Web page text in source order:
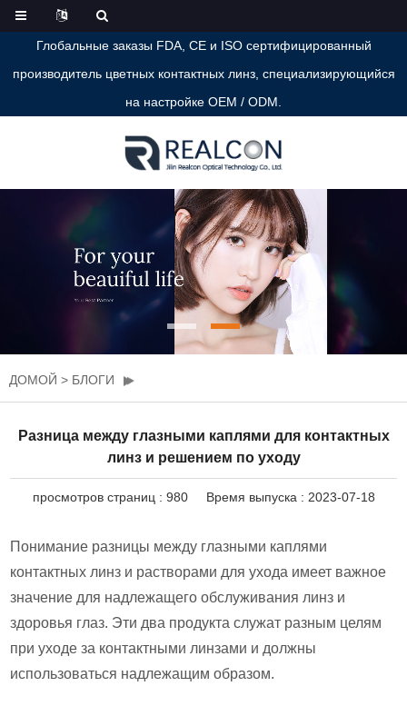
Глобальные заказы FDA, CE и ISO сертифицированный
производитель цветных контактных линз, специализирующийся
на настройке OEM / ODM.
ДОМОЙ > БЛОГИ
Разница между глазными каплями для контактных
линз и решением по уходу
просмотров страниц : 980 Время выпуска : 2023-07-18
Понимание разницы между глазными каплями
контактных линз и растворами для ухода имеет важное
значение для надлежащего обслуживания линз и
здоровья глаз. Эти два продукта служат разным целям
при уходе за контактными линзами и должны
использоваться надлежащим образом.